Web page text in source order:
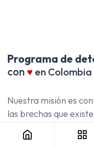
Programa de
con ♥ en Colombia
Nuestra misión es
las brechas que
bultos y las lesiones
barreras de acceso y